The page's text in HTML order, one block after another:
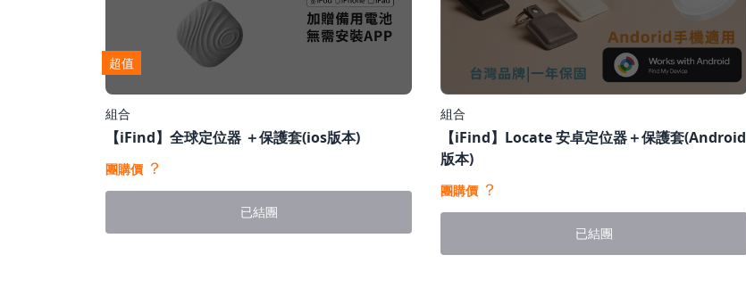
超值
組合
【iFind】全球定位器 ＋保護套(ios版本)
團購價 ？
已結團
組合
【iFind】Locate 安卓定位器＋保護套(Android
版本)
團購價 ？
已結團